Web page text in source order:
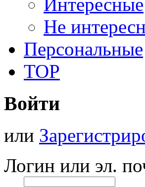
Не
Персональные
TOP
Войти
или
Логин или эл.